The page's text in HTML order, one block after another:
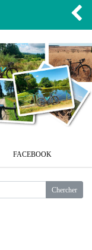
FACEBOOK